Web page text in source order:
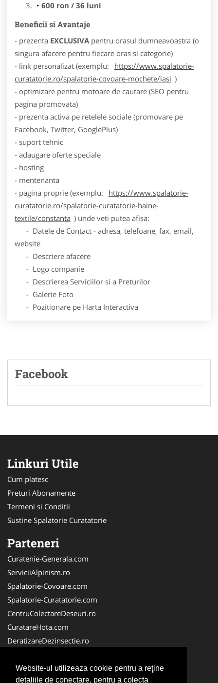
Website-ul utilizeaza cookie pentru a reţine
detaliile de conectare, pentru a colecta
600 ron / 36 luni
Beneficii si Avantaje
- prezenta EXCLUSIVApentru orasul dumneavoastra (o
singura afacere pentru fiecare oras si categorie)
- link personalizat (exemplu:
https://www.spalatorie-
curatatorie.ro/spalatorie-covoare-mochete/iasi )
- optimizare pentru motoare de cautare (SEO pentru
pagina promovata)
- prezenta activa pe retelele sociale (promovare pe
Facebook, Twitter, GooglePlus)
- suport tehnic
- adaugare oferte speciale
- hosting
- mentenanta
- pagina proprie (exemplu:
https://www.spalatorie-
curatatorie.ro/spalatorie-curatatorie-haine-
textile/constanta ) unde veti putea afisa:
- Datele de Contact - adresa, telefoane, fax, email,
website
- Descriere afacere
- Logo companie
- Descrierea Serviciilor si a Preturilor
- Galerie Foto
- Pozitionare pe Harta Interactiva
Facebook
Linkuri Utile
Cum platesc
Preturi Abonamente
Termeni si Conditii
Sustine Spalatorie Curatatorie
Parteneri
Curatenie-Generala.com
ServiciiAlpinism.ro
Spalatorie-Covoare.com
Spalatorie-Curatatorie.com
CentruColectareDeseuri.ro
CuratareHota.com
DeratizareDezinsectie.ro
ColectareDeseuriMedicale.com